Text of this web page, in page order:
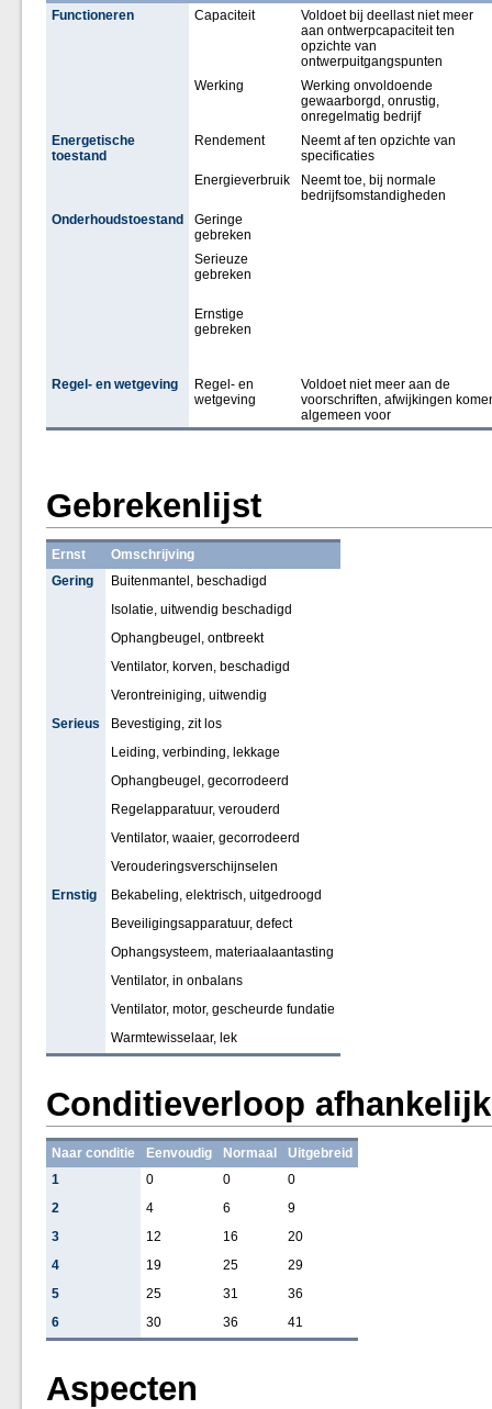
Functioneren
Capaciteit
Voldoet bij deellast niet meer
aan ontwerpcapaciteit ten
opzichte van
ontwerpuitgangspunten
Werking
Werking onvoldoende
gewaarborgd, onrustig,
onregelmatig bedrijf
Energetische
toestand
Rendement
Neemt af ten opzichte van
specificaties
Energieverbruik
Neemt toe, bij normale
bedrijfsomstandigheden
Onderhoudstoestand
Geringe
gebreken
Serieuze
gebreken
Ernstige
gebreken
Regel- en wetgeving
Regel- en
wetgeving
Voldoet niet meer aan de
voorschriften, afwijkingen
algemeen voor
Gebrekenlijst
Ernst
Omschrijving
Gering
Buitenmantel, beschadigd
Isolatie, uitwendig beschadigd
Ophangbeugel, ontbreekt
Ventilator, korven, beschadigd
Verontreiniging, uitwendig
Serieus
Bevestiging, zit los
Leiding, verbinding, lekkage
Ophangbeugel, gecorrodeerd
Regelapparatuur, verouderd
Ventilator, waaier, gecorrodeerd
Verouderingsverschijnselen
Ernstig
Bekabeling, elektrisch, uitgedroogd
Beveiligingsapparatuur, defect
Ophangsysteem, materiaalaantasting
Ventilator, in onbalans
Ventilator, motor, gescheurde fundatie
Warmtewisselaar, lek
Conditieverloop
Naar conditie Eenvoudig Normaal
Uitgebreid
1
0 0
0
2
4 6
9
3
12 16
20
4
19 25
29
5
25 31
36
6
30 36 41
Aspecten